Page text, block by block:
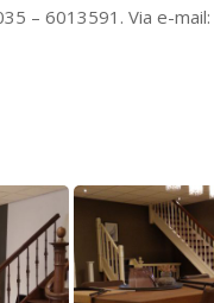
– 6013591. Via e-mail: